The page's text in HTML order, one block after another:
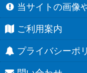
当サイトの画像
ご利用案内
プライバシーポ